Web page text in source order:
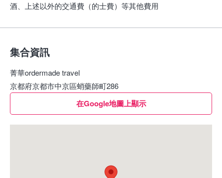
酒、上述以外的交通費（的士費）等其他費用
集合資訊
菁華ordermade travel
京都府京都市中京區蛸藥師町286
在Google地圖上顯示